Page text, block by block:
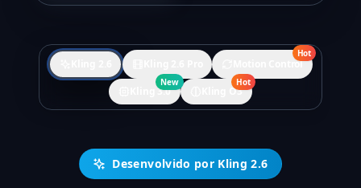
Hot
Motion Control
New
Kling 3.0
Hot
Kling O3
Desenvolvido por Kling 2.6